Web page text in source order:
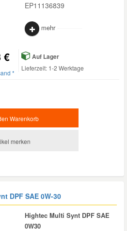
EP11136839
mehr
€
*
Auf Lager
Lieferzeit: 1-2 Werktage
Warenkorb
merken
DPF SAE 0W-30
Hightec Multi Synt DPF SAE
0W30